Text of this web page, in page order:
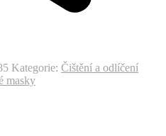
Kategorie: Čištění a odlíčení
masky